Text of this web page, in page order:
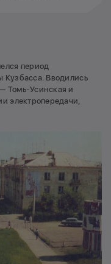
период
Кузбасса. Вводились
Томь-Усинская и
электропередачи,